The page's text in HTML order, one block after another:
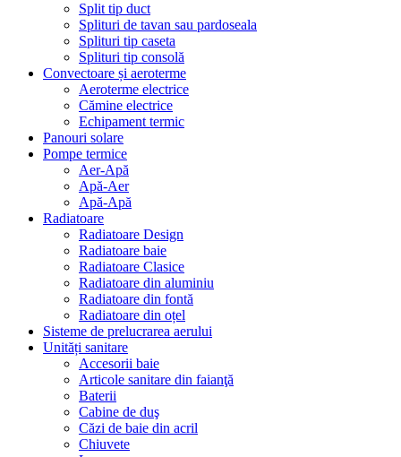
Split tip duct
Splituri de tavan sau pardoseala
Splituri tip caseta
Splituri tip consolă
Convectoare și aeroterme
Aeroterme electrice
Cămine electrice
Echipament termic
Panouri solare
Pompe termice
Aer-Apă
Apă-Aer
Apă-Apă
Radiatoare
Radiatoare Design
Radiatoare baie
Radiatoare Clasice
Radiatoare din aluminiu
Radiatoare din fontă
Radiatoare din oțel
Sisteme de prelucrarea aerului
Unități sanitare
Accesorii baie
Articole sanitare din faianţă
Baterii
Cabine de duş
Căzi de baie din acril
Chiuvete